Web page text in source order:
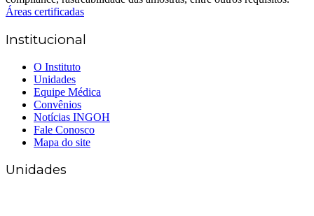
Áreas certificadas
Institucional
O Instituto
Unidades
Equipe Médica
Convênios
Notícias INGOH
Fale Conosco
Mapa do site
Unidades